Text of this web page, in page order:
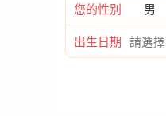
您的性別 男
出生日期